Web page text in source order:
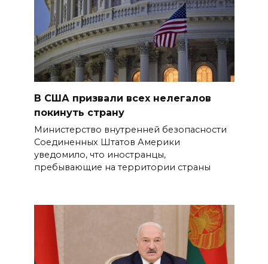
В США призвали всех нелегалов
покинуть страну
Министерство внутренней безопасности
Соединенных Штатов Америки
уведомило, что иностранцы,
пребывающие на территории страны